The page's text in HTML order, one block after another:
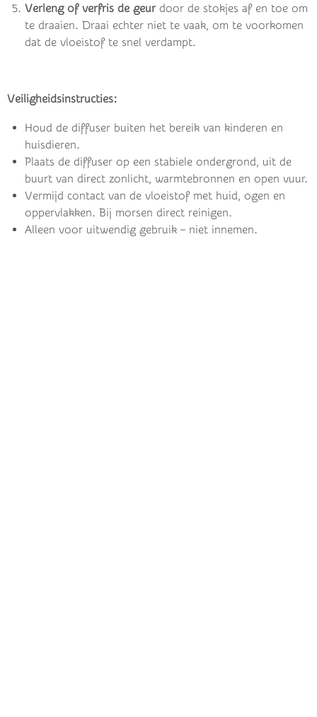
Verleng of verfris de geurdoor de stokjes af en toe om
te draaien. Draai echter niet te vaak, om te voorkomen
dat de vloeistof te snel verdampt.
Veiligheidsinstructies:
Houd de diffuser buiten het bereik van kinderen en
huisdieren.
Plaats de diffuser op een stabiele ondergrond, uit de
buurt van direct zonlicht, warmtebronnen en open vuur.
Vermijd contact van de vloeistof met huid, ogen en
oppervlakken. Bij morsen direct reinigen.
Alleen voor uitwendig gebruik – niet innemen.